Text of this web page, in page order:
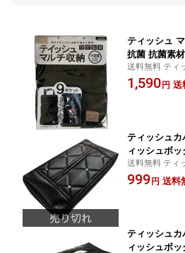
ティッシュ
抗菌 抗菌素
段9ポケット
キャンプ ア
送料無料 ティ
ケット 抗菌 抗
能 キャンプ
1,590 円 送
ティッシュ
ィッシュボ
能 平置き 壁
るす かけれ
送料無料 ティ
ス ティッシュ
能 平置き 壁掛
999 円 送料
ティッシュ
ィッシュボ